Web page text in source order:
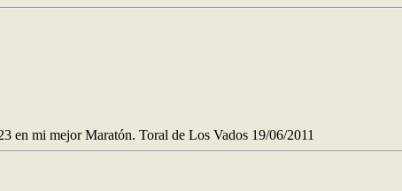
en mi mejor Maratón. Toral de Los Vados 19/06/2011